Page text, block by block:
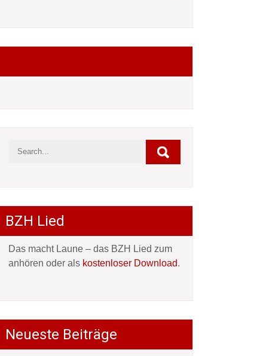
BZH Lied
Das macht Laune – das BZH Lied zum
anhören oder als kostenloser Download.
Neueste Beiträge